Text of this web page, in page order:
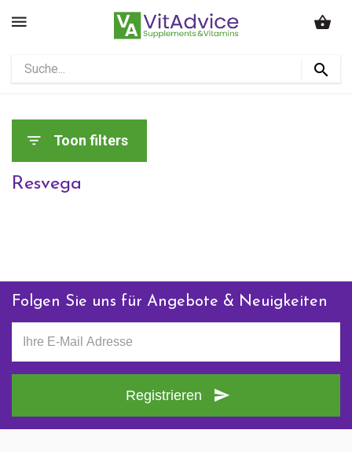
Toon filters
Resvega
Folgen Sie uns für Angebote & Neuigkeiten
Registrieren